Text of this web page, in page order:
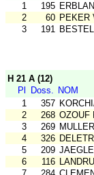
1
195
2
60 PEKER
3
191
H 21 A (12)
Pl
Doss. NOM
1
357
2
268 OZOUF
3
269
4
326
5
209
6
116